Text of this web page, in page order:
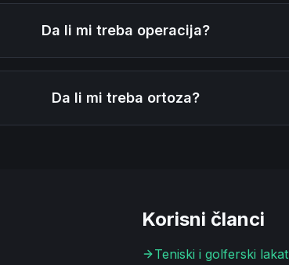
Da li mi treba operacija?
Da li mi treba ortoza?
Korisni članci
Teniski i golferski lakat